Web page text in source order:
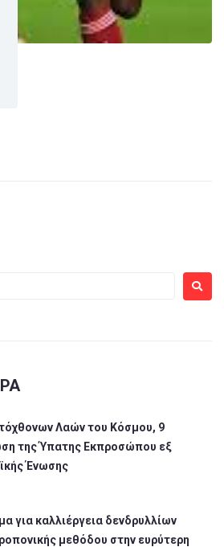
Λαών του Κόσμου, 9
της Ύπατης Εκπροσώπου εξ
Ένωσης
για καλλιέργεια δενδρυλλίων
μεθόδου στην ευρύτερη